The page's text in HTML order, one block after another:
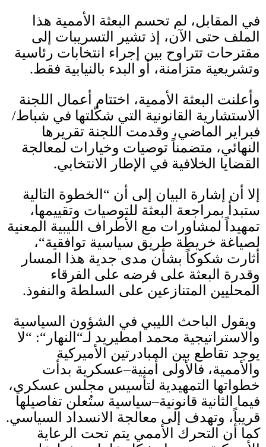
في المقابل، لم تحسم البعثة الأممية هذا
الملف حتى الآن، إذ تشير التسريبات إلى
مقترحات تتراوح بين إجراء انتخابات رئاسية
وتشريعية متزامنة، أو البدء بالنيابية فقط.
وأعلنت البعثة الأممية، اختتام أعمال اللجنة
الاستشارية القانونية التي شكّلتها في شباط/
فبراير الماضي، وقدمت اللجنة تقريرها
النهائي، متضمناً توصيات وخيارات لمعالجة
القضايا الخلافية في الإطار الانتخابي.
إلا أن إشارة البيان إلى أن “ الخطوة التالية
ستبدأ بمراجعة البعثة للتوصيات وتقييمها،
تمهيداً لمشاورات مع الأطراف الليبية المعنية
لصياغة خريطة طريق سياسية توافقية“،
أثارت شكوكاً بشأن مدى جدية هذا المسار
وقدرة البعثة على فرضه على الفرقاء
المحليين المتنازعين على السلطة والنفوذ.
ويقول الباحث الليبي في الشؤون السياسية
والاستراتيجية محمد امطيريد لـ“ النهار “: “لا
يوجد تقاطع بين المبادرتين الأميركية
والأممية، فالأولى أمنية–عسكرية بدأت
خطواتها التمهيدية لتأسيس مجلس عسكري،
فيما الثانية قانونية–سياسية ستُعلن تفاصيلها
قريباً، وتهدف إلى معالجة الانسداد السياسي.
كما أن التحرك الأممي يتم تحت الرعاية